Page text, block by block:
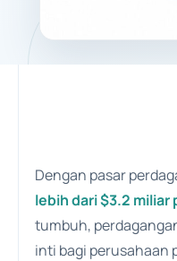
Dengan pasar
lebih dari $3.2 miliar
tumbuh,
inti bagi perusahaan